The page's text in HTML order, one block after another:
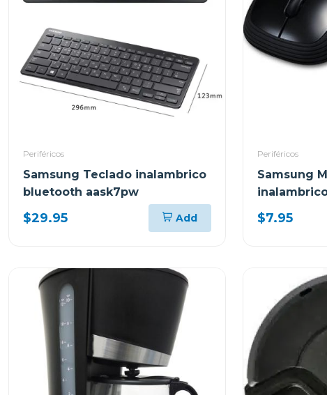
Periféricos
Samsung Teclado inalambrico
bluetooth aask7pw
$29.95 Add
Periféricos
Samsung
$7.95